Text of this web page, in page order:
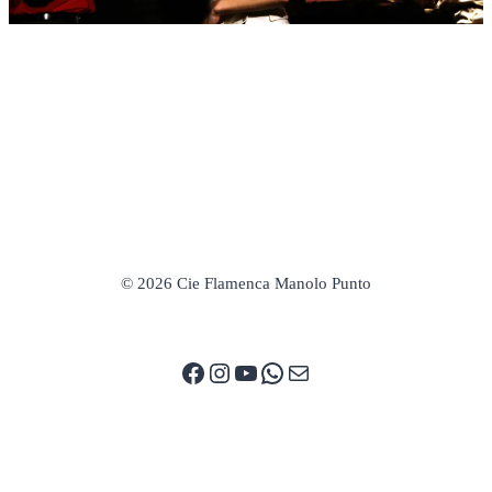
© 2026 Cie Flamenca Manolo Punto
Facebook
Instagram
YouTube
WhatsApp
E-mail